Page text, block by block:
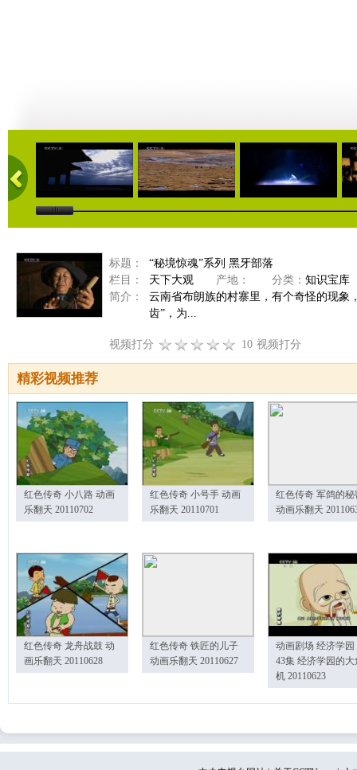
07:58 07:58 00:30
标题：
“秘境惊魂”系列 黑牙部落
栏目：
天下大观 产地： 分类： 知识宝库
简介：
云南省布朗族的村寨里，有个奇怪的现象
齿”，为...
视频打分 10 视频打分
精彩视频推荐
红色传奇 小八路 动画
乐翻天 20110702
红色传奇 小号手 动画
乐翻天 20110701
红色传奇 军鸽的秘
动画乐翻天
红色传奇 龙舟战鼓 动
画乐翻天 20110628
红色传奇 铁匠的儿子
动画乐翻天 20110627
动画剧场 经济学园
43集 经济学园的大
机 20110623